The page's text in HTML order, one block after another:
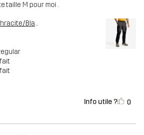
M pour moi .
Anthracite/Black
Info utile ? 0